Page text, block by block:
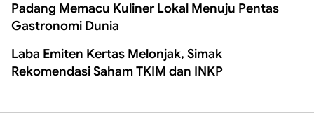
Padang Memacu Kuliner Lokal Menuju Pentas
Gastronomi Dunia
Laba Emiten Kertas Melonjak, Simak
Rekomendasi Saham TKIM dan INKP